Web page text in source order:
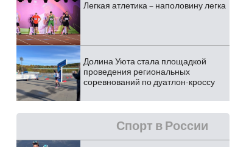
Легкая атлетика – наполовину легка
Долина Уюта стала площадкой
проведения региональных
соревнований по дуатлон-кроссу
Спорт в России